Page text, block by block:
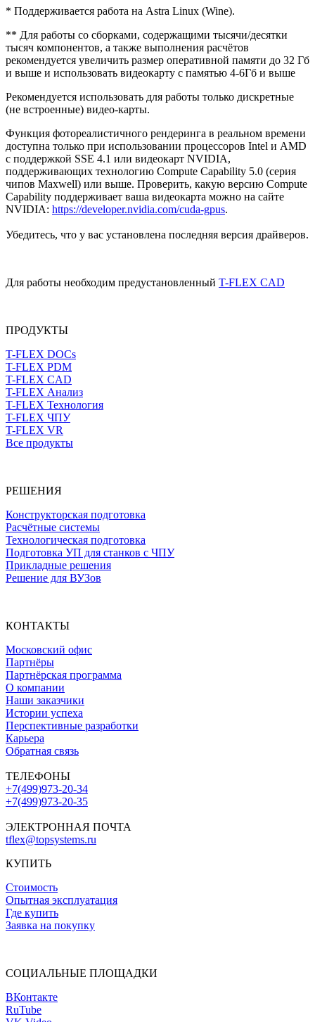
* Поддерживается работа на Astra Linux (Wine).
** Для работы со сборками, содержащими тысячи/десятки
тысяч компонентов, а также выполнения расчётов
рекомендуется увеличить размер оперативной памяти до 32 Гб
и выше и использовать видеокарту с памятью 4-6Гб и выше
Рекомендуется использовать для работы только дискретные
(не встроенные) видео-карты.
Функция фотореалистичного рендеринга в реальном времени
доступна только при использовании процессоров Intel и AMD
с поддержкой SSE 4.1 или видеокарт NVIDIA,
поддерживающих технологию Compute Capability 5.0 (серия
чипов Maxwell) или выше. Проверить, какую версию Compute
Capability поддерживает ваша видеокарта можно на сайте
NVIDIA: https://developer.nvidia.com/cuda-gpus.
Убедитесь, что у вас установлена последняя версия драйверов.
Для работы необходим предустановленный T-FLEX CAD
ПРОДУКТЫ
T-FLEX DOCs
T-FLEX PDM
T-FLEX CAD
T-FLEX Анализ
T-FLEX Технология
T-FLEX ЧПУ
T-FLEX VR
Все продукты
РЕШЕНИЯ
Конструкторская подготовка
Расчётные системы
Технологическая подготовка
Подготовка УП для станков с ЧПУ
Прикладные решения
Решение для ВУЗов
КОНТАКТЫ
Московский офис
Партнёры
Партнёрская программа
О компании
Наши заказчики
Истории успеха
Перспективные разработки
Карьера
Обратная связь
ТЕЛЕФОНЫ
+7(499)973-20-34
+7(499)973-20-35
ЭЛЕКТРОННАЯ ПОЧТА
tflex@topsystems.ru
КУПИТЬ
Стоимость
Опытная эксплуатация
Где купить
Заявка на покупку
СОЦИАЛЬНЫЕ ПЛОЩАДКИ
ВКонтакте
RuTube